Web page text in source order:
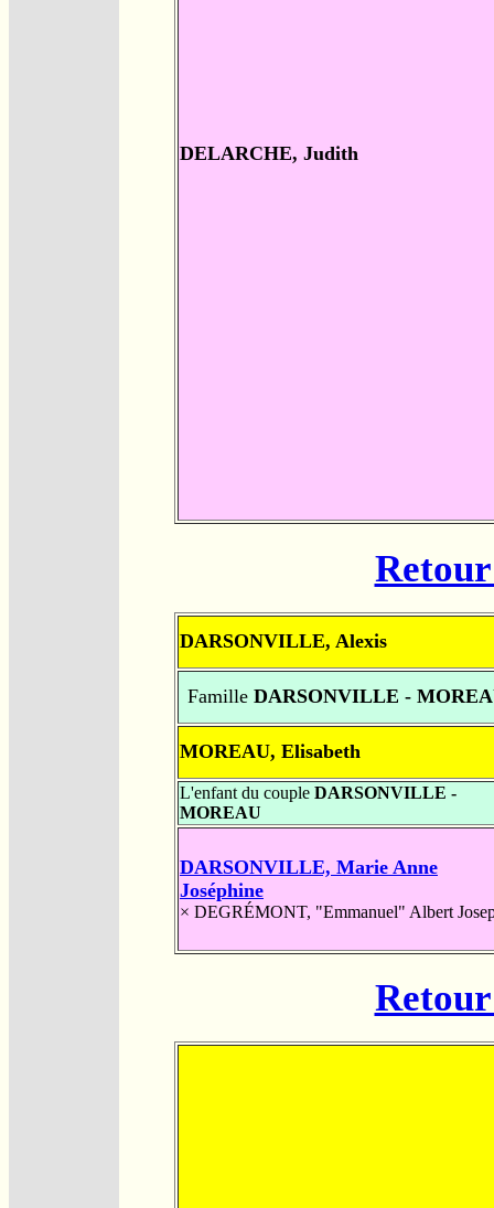
DELARCHE, Judith
DARSONVILLE, Alexis
FamilleDARSONVILLE -
MOREAU, Elisabeth
L'enfant du couple DARSONVILLE -
MOREAU
DARSONVILLE, Marie Anne
Joséphine
× DEGRÉMONT, "Emmanuel" Albert